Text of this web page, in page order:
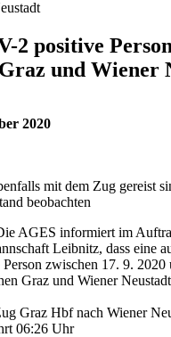
2 positive
und Wiener
2020
mit dem Zug gereist
beobachten
AGES informiert im
Leibnitz, dass eine
Person zwischen 17. 9.
Graz und Wiener
Graz Hbf nach Wiener
06:26 Uhr